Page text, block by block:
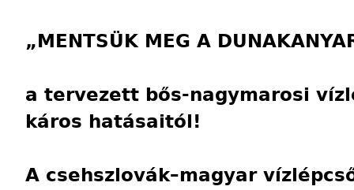
„MENTSÜK MEG A
a tervezett bős-nagymarosi
káros hatásaitól!
A csehszlovák–magyar